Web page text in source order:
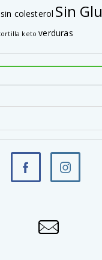
sin colesterol Sin
keto verduras